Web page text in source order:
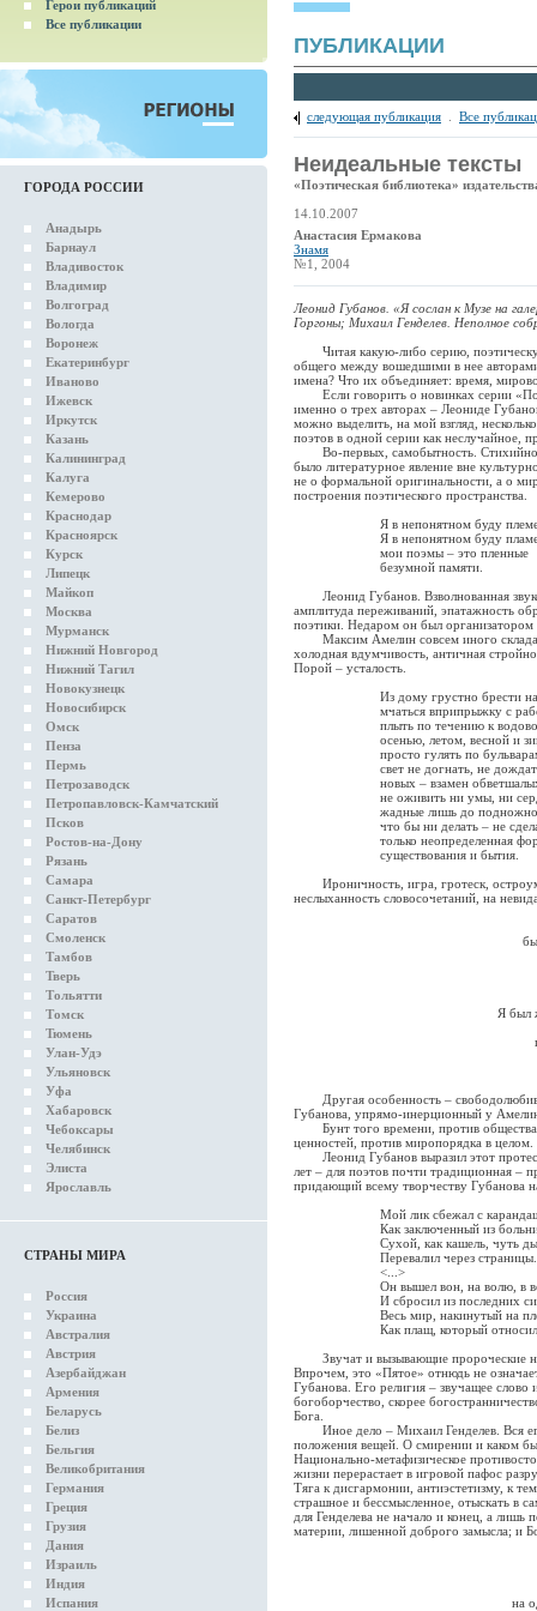
Герои публикаций
Все публикации
ГОРОДА РОССИИ
Анадырь
Барнаул
Владивосток
Владимир
Волгоград
Вологда
Воронеж
Екатеринбург
Иваново
Ижевск
Иркутск
Казань
Калининград
Калуга
Кемерово
Краснодар
Красноярск
Курск
Липецк
Майкоп
Москва
Мурманск
Нижний Новгород
Нижний Тагил
Новокузнецк
Новосибирск
Омск
Пенза
Пермь
Петрозаводск
Петропавловск-Камчатский
Псков
Ростов-на-Дону
Рязань
Самара
Санкт-Петербург
Саратов
Смоленск
Тамбов
Тверь
Тольятти
Томск
Тюмень
Улан-Удэ
Ульяновск
Уфа
Хабаровск
Чебоксары
Челябинск
Элиста
Ярославль
СТРАНЫ МИРА
Россия
Украина
Австралия
Австрия
Азербайджан
Армения
Беларусь
Белиз
Бельгия
Великобритания
Германия
Греция
Грузия
Дания
Израиль
Индия
Испания
ПУБЛИКАЦИИ
следующая публикация Все
Неидеальные тексты
«Поэтическая библиотека»
14.10.2007
Анастасия Ермакова
Знамя
№1, 2004
Леонид Губанов. «Я сослан к Музе на
Горгоны; Михаил Генделев. Неполное
Читая какую-либо серию,
общего между вошедшими в нее
имена? Что их объединяет: время,
Если говорить о новинках серии
именно о трех авторах – Леониде
можно выделить, на мой взгляд,
поэтов в одной серии как неслучайное,
Во-первых, самобытность.
было литературное явление вне
не о формальной оригинальности, а о
построения поэтического пространства.
Я в непонятном буду
Я в непонятном буду
мои поэмы – это пленные
безумной памяти.
Леонид Губанов. Взволнованная
амплитуда переживаний, эпатажность
поэтики. Недаром он был
Максим Амелин совсем иного склада,
холодная вдумчивость, античная
Порой – усталость.
Из дому грустно брести на
мчаться вприпрыжку с
плыть по течению к
осенью, летом, весной и
просто гулять по бульварам,
свет не догнать, не
новых – взамен обветшалых –
не оживить ни умы, ни
жадные лишь до подножного
что бы ни делать – не
только неопределенная
существования и бытия.
Ироничность, игра, гротеск,
неслыханность словосочетаний, на
Я был
Другая особенность –
Губанова, упрямо-инерционный у
Бунт того времени, против общества,
ценностей, против миропорядка в целом.
Леонид Губанов выразил этот
лет – для поэтов почти традиционная –
придающий всему творчеству Губанова
Мой лик сбежал с
Как заключенный из
Сухой, как кашель, чуть
Перевалил через страницы.
<...>
Он вышел вон, на волю, в
И сбросил из последних
Весь мир, накинутый на
Как плащ, который
Звучат и вызывающие пророческие
Впрочем, это «Пятое» отнюдь не
Губанова. Его религия – звучащее
богоборчество, скорее
Бога.
Иное дело – Михаил Генделев. Вся
положения вещей. О смирении и каком
Национально-метафизическое
жизни перерастает в игровой пафос
Тяга к дисгармонии, антиэстетизму, к
страшное и бессмысленное, отыскать в
для Генделева не начало и конец, а
материи, лишенной доброго замысла; и
на